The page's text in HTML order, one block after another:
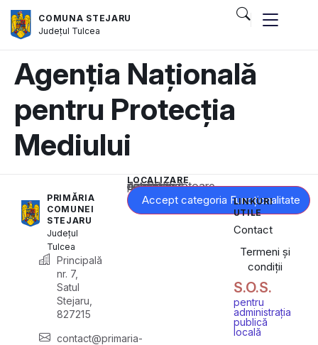
COMUNA STEJARU
Județul Tulcea
Agenția Națională
pentru Protecția
Mediului
PRIMĂRIA
COMUNEI
STEJARU
Județul
Tulcea
Principală
nr. 7,
Satul
Stejaru,
827215
contact@primaria-
LOCALIZARE
Acest conținut este blocat până când acceptați categoria corespunzătoare de cookie-uri.
Accept categoria Funcționalitate
LINKURI
UTILE
Contact
Termeni și
condiții
S.O.S.
pentru
administrația
publică
locală